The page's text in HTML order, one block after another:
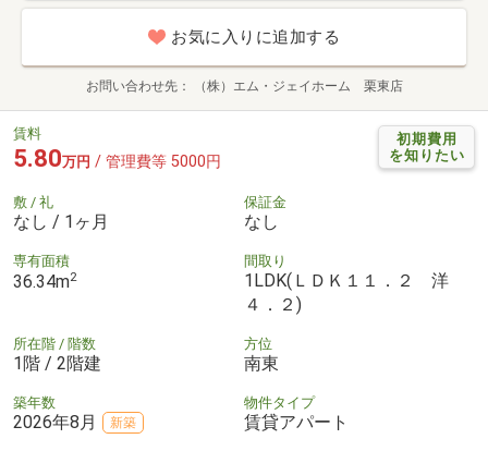
お気に入りに追加する
お問い合わせ先 （株）エム・ジェイホーム 栗東店
初期費用
を知りたい
賃料
5.80万円 / 管理費等 5000円
敷 / 礼
なし / 1ヶ月
保証金
なし
専有面積
36.34m2
間取り
1LDK(ＬＤＫ１１．２ 洋
４．２)
所在階 / 階数
1階 / 2階建
方位
南東
築年数
2026年8月 新築
物件タイプ
賃貸アパート